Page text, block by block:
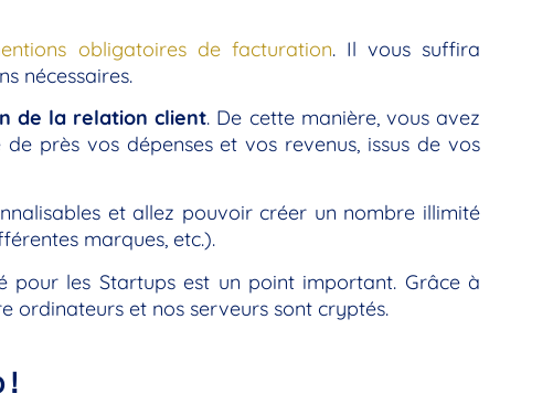
obligatoires de facturation. Il vous suffira
nécessaires.
de la relation client. De cette manière, vous avez
près vos dépenses et vos revenus, issus de vos
et allez pouvoir créer un nombre illimité
marques, etc.).
pour les Startups est un point important. Grâce à
ordinateurs et nos serveurs sont cryptés.
!